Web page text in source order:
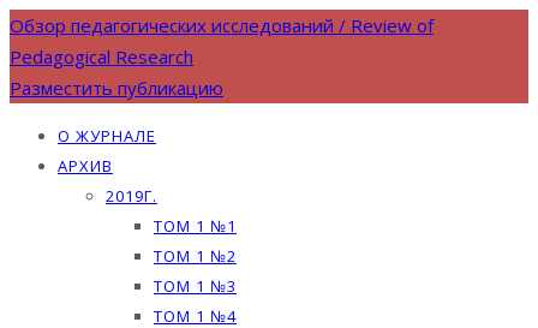
Обзор педагогических исследований / Review of
Pedagogical Research
Разместить публикацию
О ЖУРНАЛЕ
АРХИВ
2019Г.
ТОМ 1 №1
ТОМ 1 №2
ТОМ 1 №3
ТОМ 1 №4